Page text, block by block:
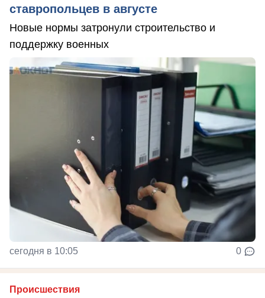
ставропольцев в августе
Новые нормы затронули строительство и
поддержку военных
сегодня в 10:05 0
Происшествия